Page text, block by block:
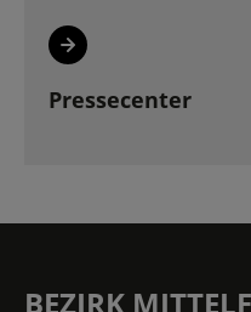
Pressecenter
BEZIRK